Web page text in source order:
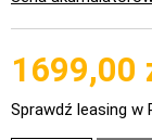
1699,00
Sprawdź leasing w